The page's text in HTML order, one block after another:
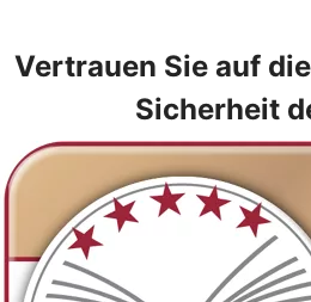
Vertrauen Sie auf
Sicherheit